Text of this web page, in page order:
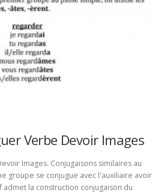
Verbe Devoir Images
Images. Conjugaisons similaires au
groupe se conjugue avec l'auxiliaire avoir
la construction conjugaison du